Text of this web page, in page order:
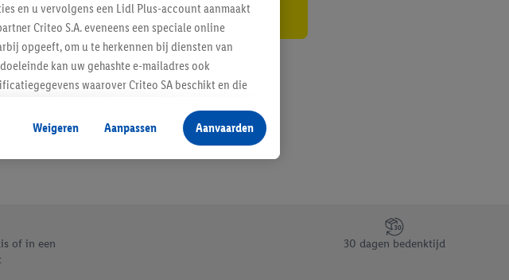
of in een
30 dagen bedenktijd
en u vervolgens een Lidl Plus-account aanmaakt
Criteo S.A. eveneens een speciale online
opgeeft, om u te herkennen bij diensten van
kan uw gehashte e-mailadres ook
waarover Criteo SA beschikt en die
d.w.z. advertenties voor producten waarin
aan uw winkelmandje toe te voegen, maar het
diensten worden weergegeven als er met behulp
informatie vinden over de gegevensverwerking.
technologieën toestaan. Door op
doeleinden. Meer informatie,
Weigeren Aanpassen Aanvaarden